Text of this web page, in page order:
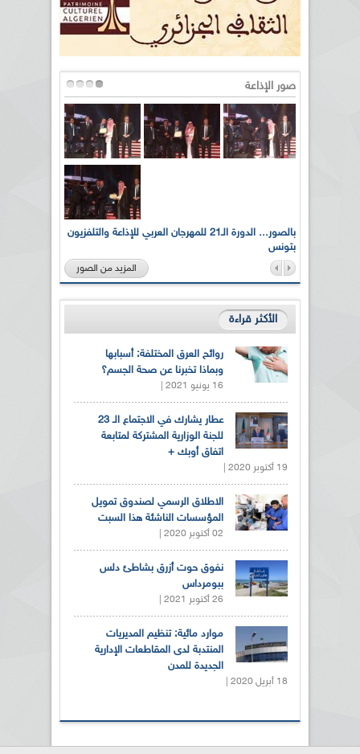
صور الإذاعة
بالصور... الدورة الـ21 للمهرجان العربي للإذاعة والتلفزيون
بتونس
المزيد من الصور
الأكثر قراءة
روائح العرق المختلفة: أسبابها
وبماذا تخبرنا عن صحة الجسم؟
16 يونيو 2021 |
عطار يشارك في الاجتماع الـ 23
للجنة الوزارية المشتركة لمتابعة
اتفاق أوبك +
19 أكتوبر 2020 |
الاطلاق الرسمي لصندوق تمويل
المؤسسات الناشئة هذا السبت
02 أكتوبر 2020 |
نفوق حوت أزرق بشاطئ دلس
ببومرداس
26 أكتوبر 2021 |
موارد مائية: تنظيم المديريات
المنتدبة لدى المقاطعات الإدارية
الجديدة للمدن
18 أبريل 2020 |